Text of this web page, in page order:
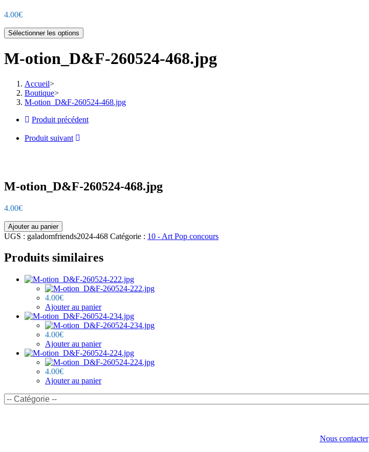
4.00€
Sélectionner les options
M-otion_D&F-260524-468.jpg
Accueil>
Boutique>
M-otion_D&F-260524-468.jpg
Produit précédent
Produit suivant
M-otion_D&F-260524-468.jpg
4.00€
quantité
de
otion_D&F-
260524-
Ajouter au panier
UGS : galadomfriends2024-468 Catégorie : 10 - Art Pop concours
Produits similaires
4.00€
Ajouter au panier
4.00€
Ajouter au panier
4.00€
Ajouter au panier
Nous contacter